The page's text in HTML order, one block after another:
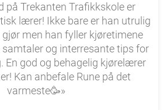
på Trekanten Trafikkskole er
lærer! Ikke bare er han utrulig
men han fyller kjøretimene
og interresante tips for
Kan anbefale Rune på det
varmeste🥳»